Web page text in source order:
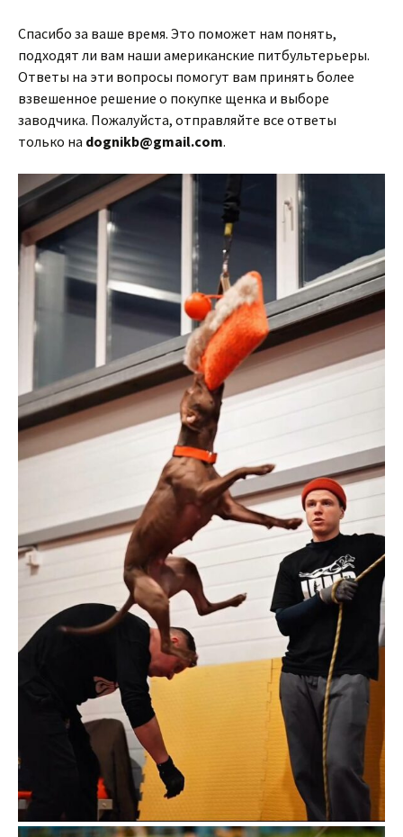
Спасибо за ваше время. Это поможет нам понять,
подходят ли вам наши американские питбультерьеры.
Ответы на эти вопросы помогут вам принять более
взвешенное решение о покупке щенка и выборе
заводчика. Пожалуйста, отправляйте все ответы
только на dognikb@gmail.com.